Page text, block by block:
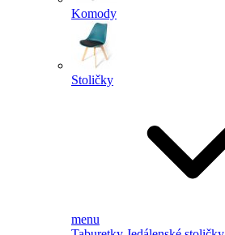
Komody
Stoličky
menu